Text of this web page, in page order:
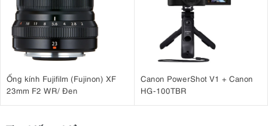
Ống kính Fujifilm (Fujinon) XF
23mm F2 WR/ Đen
Canon PowerShot V1 + Canon
HG-100TBR